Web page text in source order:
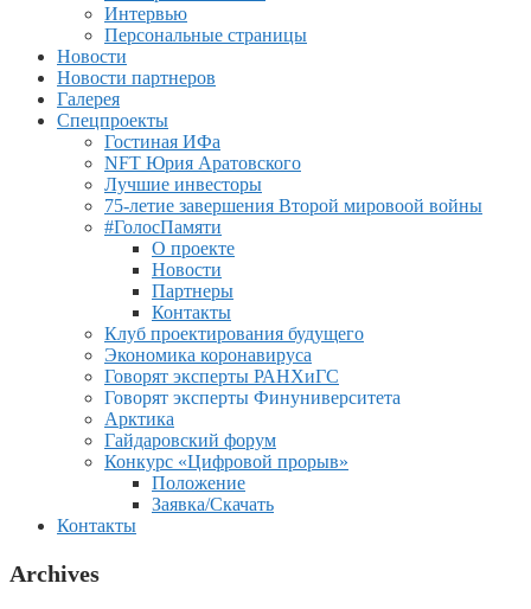
Интервью
Персональные страницы
Новости
Новости партнеров
Галерея
Спецпроекты
Гостиная ИФа
NFT Юрия Аратовского
Лучшие инвесторы
75-летие завершения Второй мировоой войны
#ГолосПамяти
О проекте
Новости
Партнеры
Контакты
Клуб проектирования будущего
Экономика коронавируса
Говорят эксперты РАНХиГС
Говорят эксперты Финуниверситета
Арктика
Гайдаровский форум
Конкурс «Цифровой прорыв»
Положение
Заявка/Скачать
Контакты
Archives